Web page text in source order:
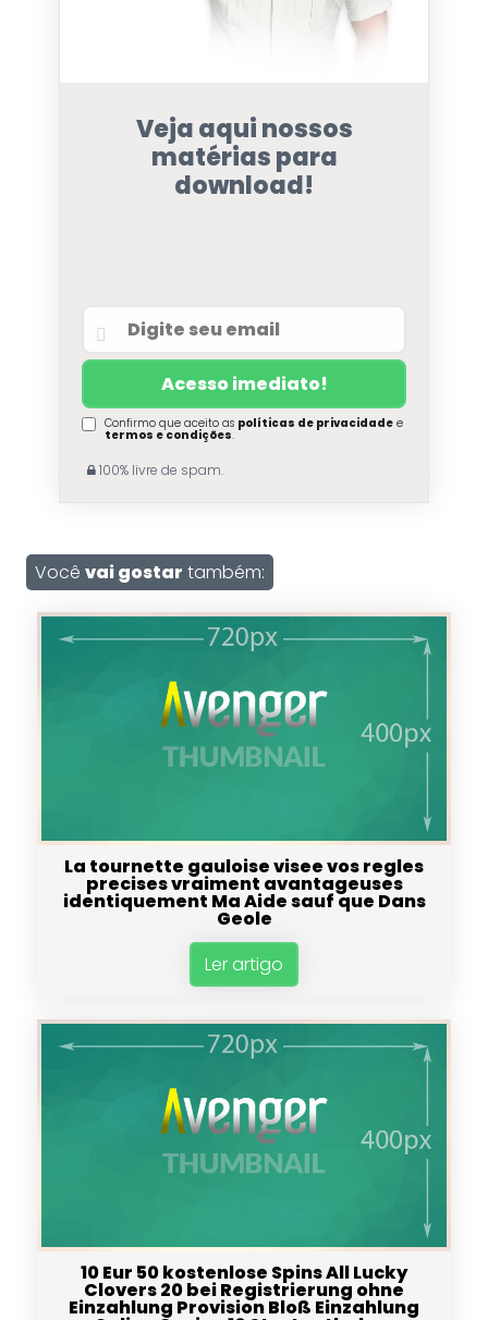
Veja aqui nossos
matérias para
download!
Confirmo que aceito as políticas de privacidadee
termos e condições.
100% livre de spam.
Você vai gostar também:
La tournette gauloise visee vos regles
precises vraiment avantageuses
identiquement Ma Aide sauf que Dans
Geole
Ler artigo
10 Eur 50 kostenlose Spins All Lucky
Clovers 20 bei Registrierung ohne
Einzahlung Provision Bloß Einzahlung